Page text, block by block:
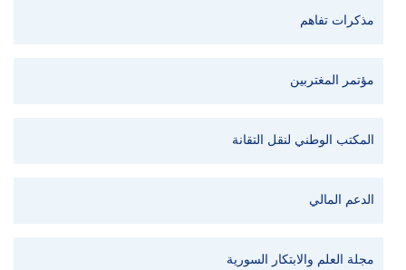
مذكرات تفاهم
مؤتمر المغتربين
المكتب الوطني لنقل التقانة
الدعم المالي
مجلة العلم والابتكار السورية